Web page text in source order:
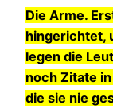
Die Arme.
hingerichtet,
legen die
noch Zitate
die sie nie